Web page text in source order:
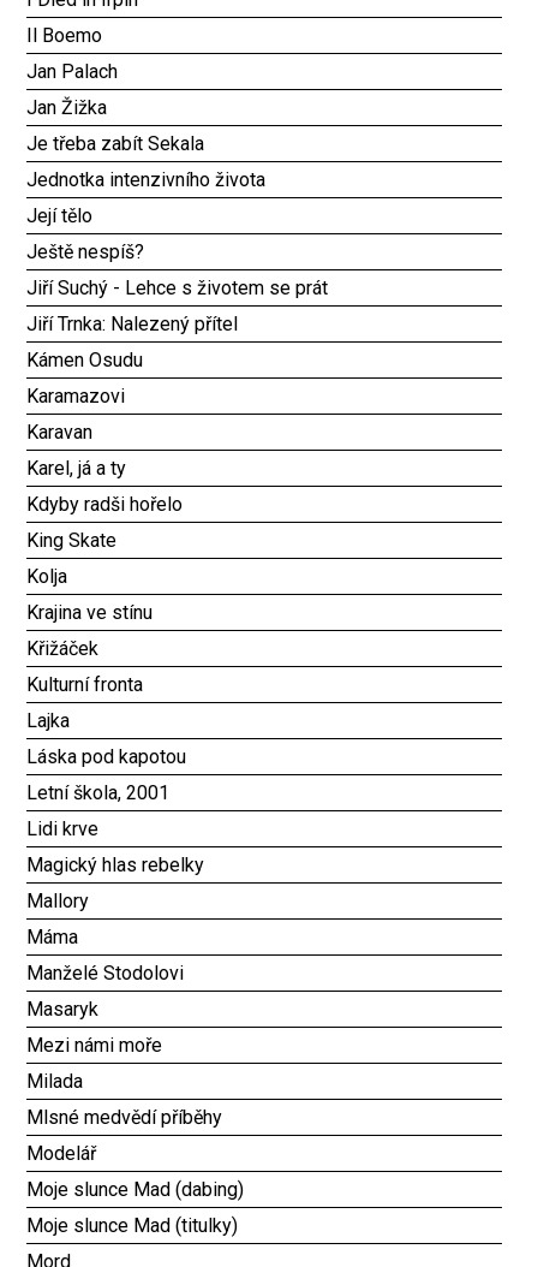
Il Boemo
Jan Palach
Jan Žižka
Je třeba zabít Sekala
Jednotka intenzivního života
Její tělo
Ještě nespíš?
Jiří Suchý - Lehce s životem se prát
Jiří Trnka: Nalezený přítel
Kámen Osudu
Karamazovi
Karavan
Karel, já a ty
Kdyby radši hořelo
King Skate
Kolja
Krajina ve stínu
Křižáček
Kulturní fronta
Lajka
Láska pod kapotou
Letní škola, 2001
Lidi krve
Magický hlas rebelky
Mallory
Máma
Manželé Stodolovi
Masaryk
Mezi námi moře
Milada
Mlsné medvědí příběhy
Modelář
Moje slunce Mad (dabing)
Moje slunce Mad (titulky)
Mord